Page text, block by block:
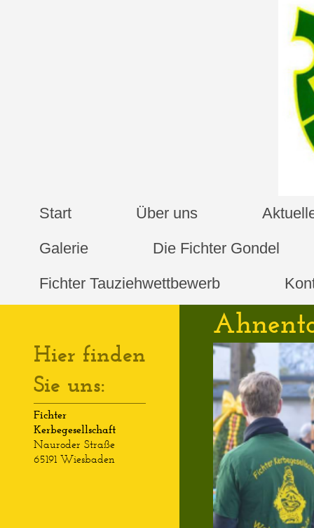
Start Über uns
Galerie
Die Fichter Gondel
Fichter Tauziehwettbewerb
Hier finden
Sie uns:
Fichter
Kerbegesellschaft
Nauroder Straße
65191 Wiesbaden